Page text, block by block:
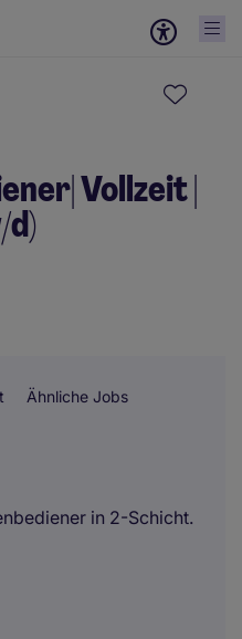
Vollzeit |
Ähnliche Jobs
in 2-Schicht.